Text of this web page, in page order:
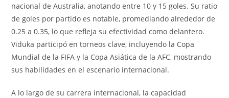
nacional de Australia, anotando entre 10 y 15 goles. Su ratio
de goles por partido es notable, promediando alrededor de
0.25 a 0.35, lo que refleja su efectividad como delantero.
Viduka participó en torneos clave, incluyendo la Copa
Mundial de la FIFA y la Copa Asiática de la AFC, mostrando
sus habilidades en el escenario internacional.
A lo largo de su carrera internacional, la capacidad